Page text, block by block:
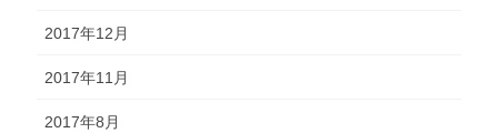
2017年12月
2017年11月
2017年8月